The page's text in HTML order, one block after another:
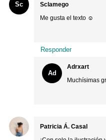
Sc Sclamego
Me gusta el texto ☺️
Responder
Ad
Adrxart
Muchísimas
Patricia Á. Casal